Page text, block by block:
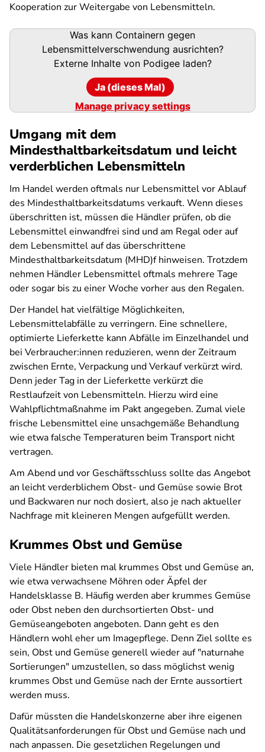
Kooperation zur Weitergabe von Lebensmitteln.
Podigee-
Was kann Containern gegen
Lebensmittelverschwendung ausrichten?
Externe Inhalte von Podigeeladen?
Ja (dieses Mal)
Manage privacy settings
Umgang mit dem
Mindesthaltbarkeitsdatum und leicht
verderblichen Lebensmitteln
Im Handel werden oftmals nur Lebensmittel vor Ablauf
des Mindesthaltbarkeitsdatums verkauft. Wenn dieses
überschritten ist, müssen die Händler prüfen, ob die
Lebensmittel einwandfrei sind und am Regal oder auf
dem Lebensmittel auf das überschrittene
Mindesthaltbarkeitsdatum (MHD)f hinweisen. Trotzdem
nehmen Händler Lebensmittel oftmals mehrere Tage
oder sogar bis zu einer Woche vorher aus den Regalen.
Der Handel hat vielfältige Möglichkeiten,
Lebensmittelabfälle zu verringern. Eine schnellere,
optimierte Lieferkette kann Abfälle im Einzelhandel und
bei Verbraucher:innen reduzieren, wenn der Zeitraum
zwischen Ernte, Verpackung und Verkauf verkürzt wird.
Denn jeder Tag in der Lieferkette verkürzt die
Restlaufzeit von Lebensmitteln. Hierzu wird eine
Wahlpflichtmaßnahme im Pakt angegeben. Zumal viele
frische Lebensmittel eine unsachgemäße Behandlung
wie etwa falsche Temperaturen beim Transport nicht
vertragen.
Am Abend und vor Geschäftsschluss sollte das Angebot
an leicht verderblichem Obst- und Gemüse sowie Brot
und Backwaren nur noch dosiert, also je nach aktueller
Nachfrage mit kleineren Mengen aufgefüllt werden.
Krummes Obst und Gemüse
Viele Händler bieten mal krummes Obst und Gemüse an,
wie etwa verwachsene Möhren oder Äpfel der
Handelsklasse B. Häufig werden aber krummes Gemüse
oder Obst neben den durchsortierten Obst- und
Gemüseangeboten angeboten. Dann geht es den
Händlern wohl eher um Imagepflege. Denn Ziel sollte es
sein, Obst und Gemüse generell wieder auf "naturnahe
Sortierungen" umzustellen, so dass möglichst wenig
krummes Obst und Gemüse nach der Ernte aussortiert
werden muss.
Dafür müssten die Handelskonzerne aber ihre eigenen
Qualitätsanforderungen für Obst und Gemüse nach und
nach anpassen. Die gesetzlichen Regelungen und